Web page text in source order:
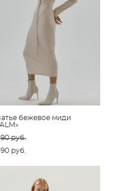
бежевое миди
pуб.
pуб.